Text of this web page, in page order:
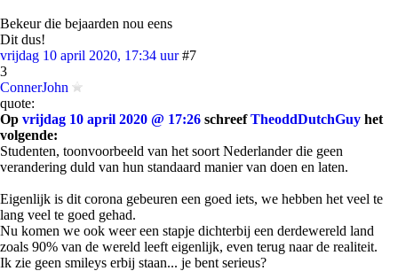
Bekeur die bejaarden nou eens
Dit dus!
vrijdag 10 april 2020, 17:34 uur #7
3
ConnerJohn
quote:
Op vrijdag 10 april 2020 @ 17:26 schreefTheoddDutchGuy het
volgende:
Studenten, toonvoorbeeld van het soort Nederlander die geen
verandering duld van hun standaard manier van doen en laten.
Eigenlijk is dit corona gebeuren een goed iets, we hebben het veel te
lang veel te goed gehad.
Nu komen we ook weer een stapje dichterbij een derdewereld land
zoals 90% van de wereld leeft eigenlijk, even terug naar de realiteit.
Ik zie geen smileys erbij staan... je bent serieus?